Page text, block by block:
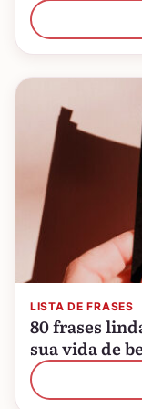
LISTA DE FRASES
80 frases
sua vida de